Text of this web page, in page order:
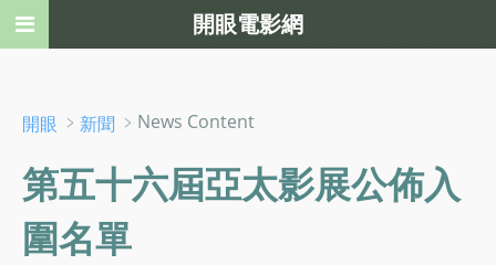
開眼 ﹥ 新聞 ﹥News Content
第五十六屆亞太影展公佈入
圍名單
開眼電影網